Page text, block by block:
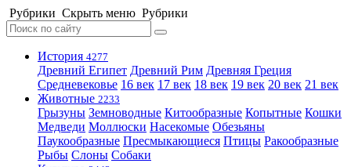
Рубрики Скрыть меню Рубрики
История 4277
Древний Египет Древний Рим Древняя Греция
Средневековье 16 век 17 век 18 век 19 век 20 век 21 век
Животные 2233
Грызуны Земноводные Китообразные Копытные Кошки
Медведи Моллюски Насекомые Обезьяны
Паукообразные Пресмыкающиеся Птицы Ракообразные
Рыбы Слоны Собаки